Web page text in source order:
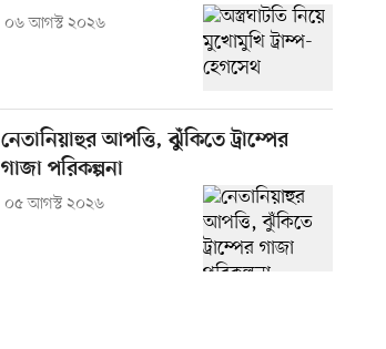
০৬ আগস্ট ২০২৬
নেতানিয়াহুর আপত্তি, ঝুঁকিতে ট্রাম্পের
গাজা পরিকল্পনা
০৫ আগস্ট ২০২৬